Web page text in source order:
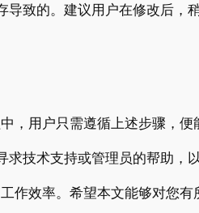
致的。建议用户在修改后，
用户只需遵循上述步骤，便
技术支持或管理员的帮助，
作效率。希望本文能够对您